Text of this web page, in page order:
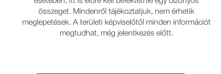
összeget. Mindenről tájékoztatjuk, nem érhetik
meglepetések. A területi képviselőtől minden információt
megtudhat, még jelentkezés előtt.